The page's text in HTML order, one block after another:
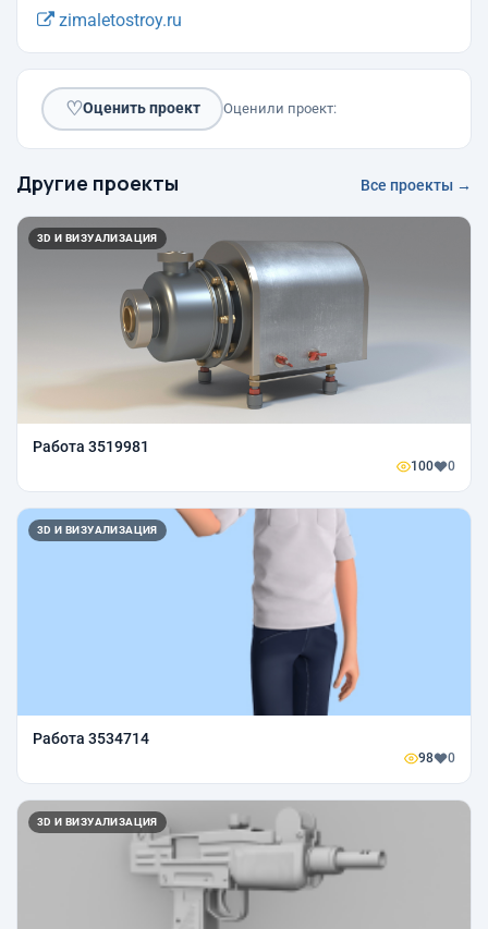
zimaletostroy.ru
♡Оценить проект Оценили проект:
Другие проекты Все проекты →
3D И ВИЗУАЛИЗАЦИЯ
Работа 3519981
100 0
3D И ВИЗУАЛИЗАЦИЯ
Работа 3534714
98 0
3D И ВИЗУАЛИЗАЦИЯ